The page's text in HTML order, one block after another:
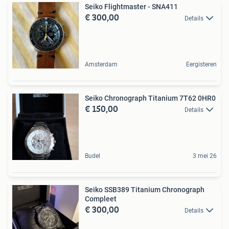
Seiko Flightmaster - SNA411
€ 300,00 Details
Amsterdam Eergisteren
Seiko Chronograph Titanium 7T62 0HR0
€ 150,00 Details
Budel 3 mei 26
Seiko SSB389 Titanium Chronograph
Compleet
€ 300,00 Details